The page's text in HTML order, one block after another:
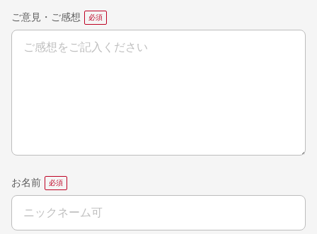
ご意見・ご感想
お名前